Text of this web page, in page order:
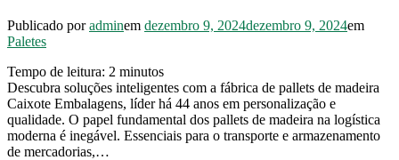
Publicado poradminem dezembro 9, 2024dezembro 9, 2024em
Paletes
Tempo de leitura: 2 minutos
Descubra soluções inteligentes com a fábrica de pallets de madeira
Caixote Embalagens, líder há 44 anos em personalização e
qualidade. O papel fundamental dos pallets de madeira na logística
moderna é inegável. Essenciais para o transporte e armazenamento
de mercadorias,…